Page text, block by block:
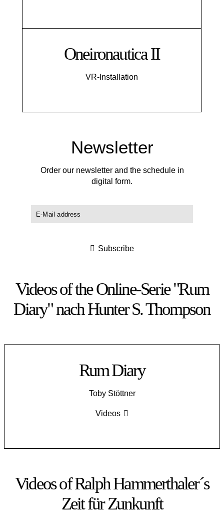
Oneironautica II
VR-Installation
Newsletter
Order our newsletter and the schedule in
digital form.
Subscribe
Videos of the Online-Serie "Rum
Diary" nach Hunter S. Thompson
Rum Diary
Toby Stöttner
Videos
Videos of Ralph Hammerthaler´s
Zeit für Zunkunft